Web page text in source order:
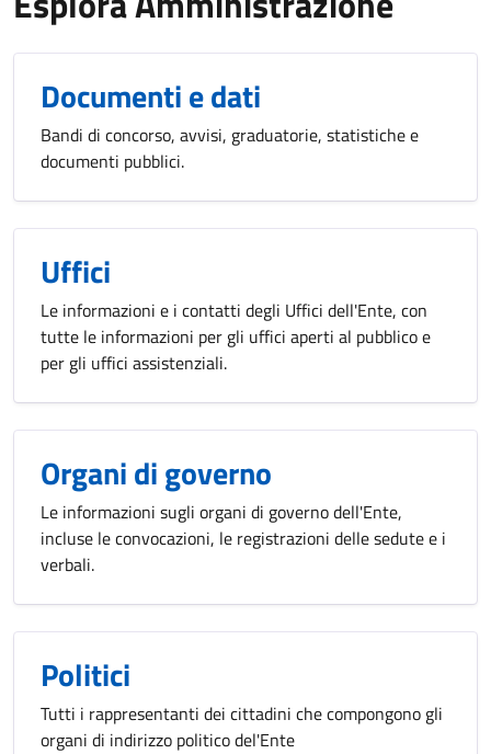
Documenti e dati
Bandi di concorso, avvisi, graduatorie, statistiche e
documenti pubblici.
Uffici
Le informazioni e i contatti degli Uffici dell'Ente, con
tutte le informazioni per gli uffici aperti al pubblico e
per gli uffici assistenziali.
Organi di governo
Le informazioni sugli organi di governo dell'Ente,
incluse le convocazioni, le registrazioni delle sedute e i
verbali.
Politici
Tutti i rappresentanti dei cittadini che compongono gli
organi di indirizzo politico del'Ente